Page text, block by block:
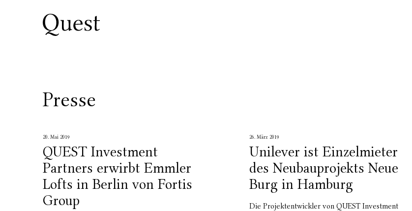
Presse
20. Mai 2019
QUEST Investment
Partners erwirbt Emmler
Lofts in Berlin von Fortis
Group
26. März 2019
Unilever ist Einzelmieter
des Neubauprojekts Neue
Burg in Hamburg
Die Projektentwickler von QUEST Investment